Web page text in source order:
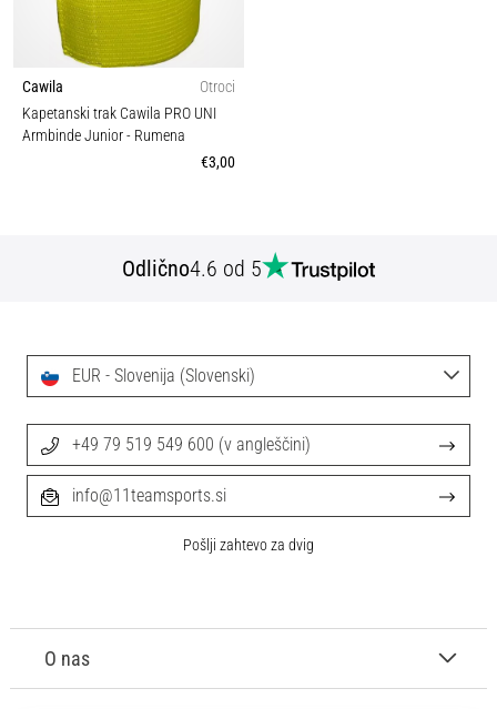
Cawila
Otroci
Kapetanski trak Cawila PRO UNI
Armbinde Junior- Rumena
€3,00
Odlično4.6 od 5
O nas
EUR - Slovenija (Slovenski)
+49 79 519 549 600 (v angleščini)
info@11teamsports.si
Pošlji zahtevo za dvig